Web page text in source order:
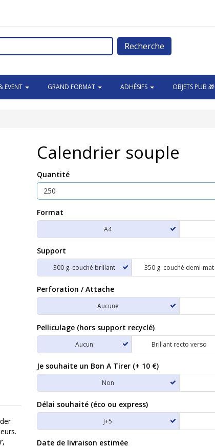
Recherche
EVENT GRAND FORMAT ADHÉSIFS OBJETS PUB 🎁
Calendrier souple
Quantité
Format
A4
Support
300 g. couché brillant 350 g. couché demi-mat
Perforation / Attache
Aucune
Pelliculage (hors support recyclé)
Aucun Brillant recto verso
Je souhaite un Bon A Tirer (+ 10 €)
Non
Délai souhaité (éco ou express)
J+5
Date de livraison estimée